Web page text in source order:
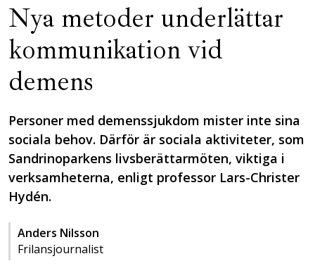
Nya metoder underlättar
kommunikation vid
demens
Personer med demenssjukdom mister inte sina
sociala behov. Därför är sociala aktiviteter, som
Sandrinoparkens livs­berättarmöten, viktiga i
verksamheterna,­ enligt professor Lars-Christer
Hydén.
Anders Nilsson
Frilansjournalist